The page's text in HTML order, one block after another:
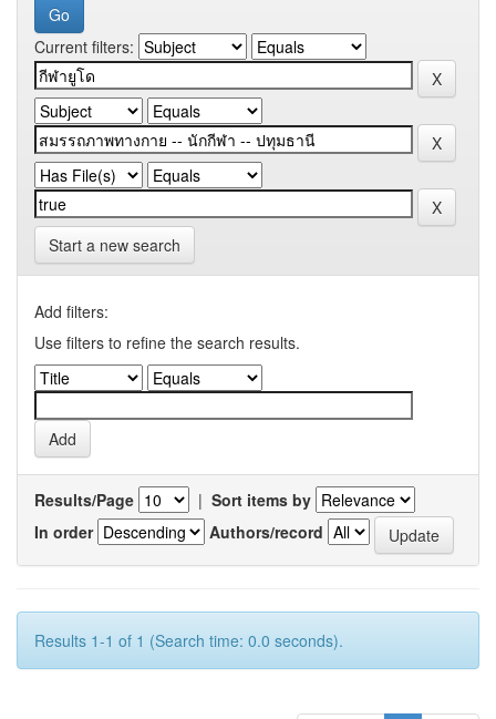
Current filters:
Start a new search
Add filters:
Use filters to refine the search results.
Results/Page | Sort items by
In order
Authors/record
Results 1-1 of 1 (Search time: 0.0 seconds).